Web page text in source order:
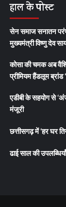
खोजें:
हाल के पोस्ट
सेन समाज सनातन
मुख्यमंत्री विष्णु देव
कोसा की चमक अब
प्रीमियम हैंडलूम ब्रांड
एडीबी के सहयोग से
मंजूरी
छत्तीसगढ़ में ‘हर घर
ढाई साल की